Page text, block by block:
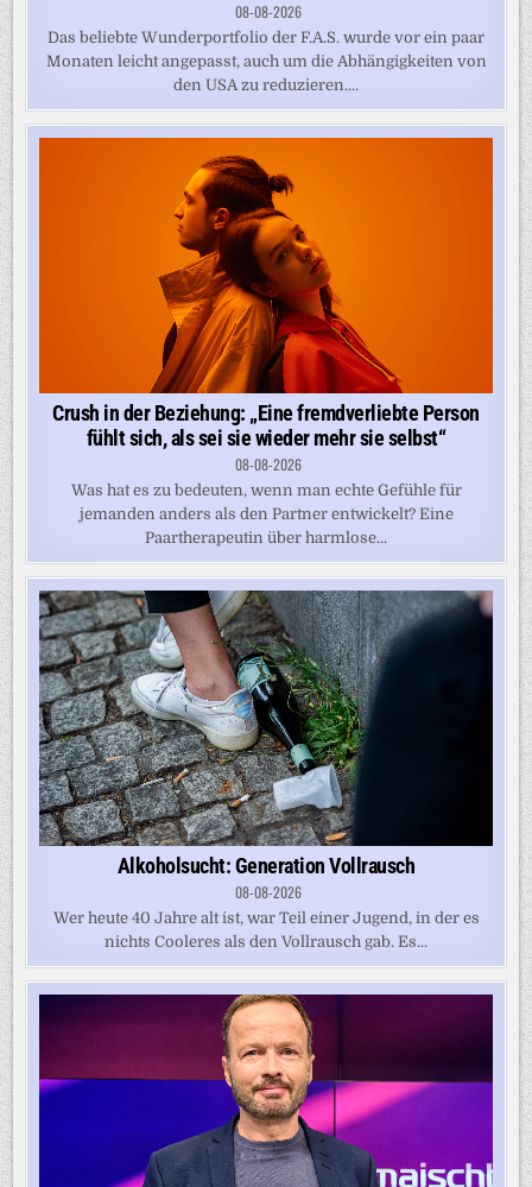
08-08-2026
Das beliebte Wunderportfolio der F.A.S. wurde vor ein paar
Monaten leicht angepasst, auch um die Abhängigkeiten von
den USA zu reduzieren....
Crush in der Beziehung: „Eine fremdverliebte Person
fühlt sich, als sei sie wieder mehr sie selbst“
08-08-2026
Was hat es zu bedeuten, wenn man echte Gefühle für
jemanden anders als den Partner entwickelt? Eine
Paartherapeutin über harmlose...
Alkoholsucht: Generation Vollrausch
08-08-2026
Wer heute 40 Jahre alt ist, war Teil einer Jugend, in der es
nichts Cooleres als den Vollrausch gab. Es...